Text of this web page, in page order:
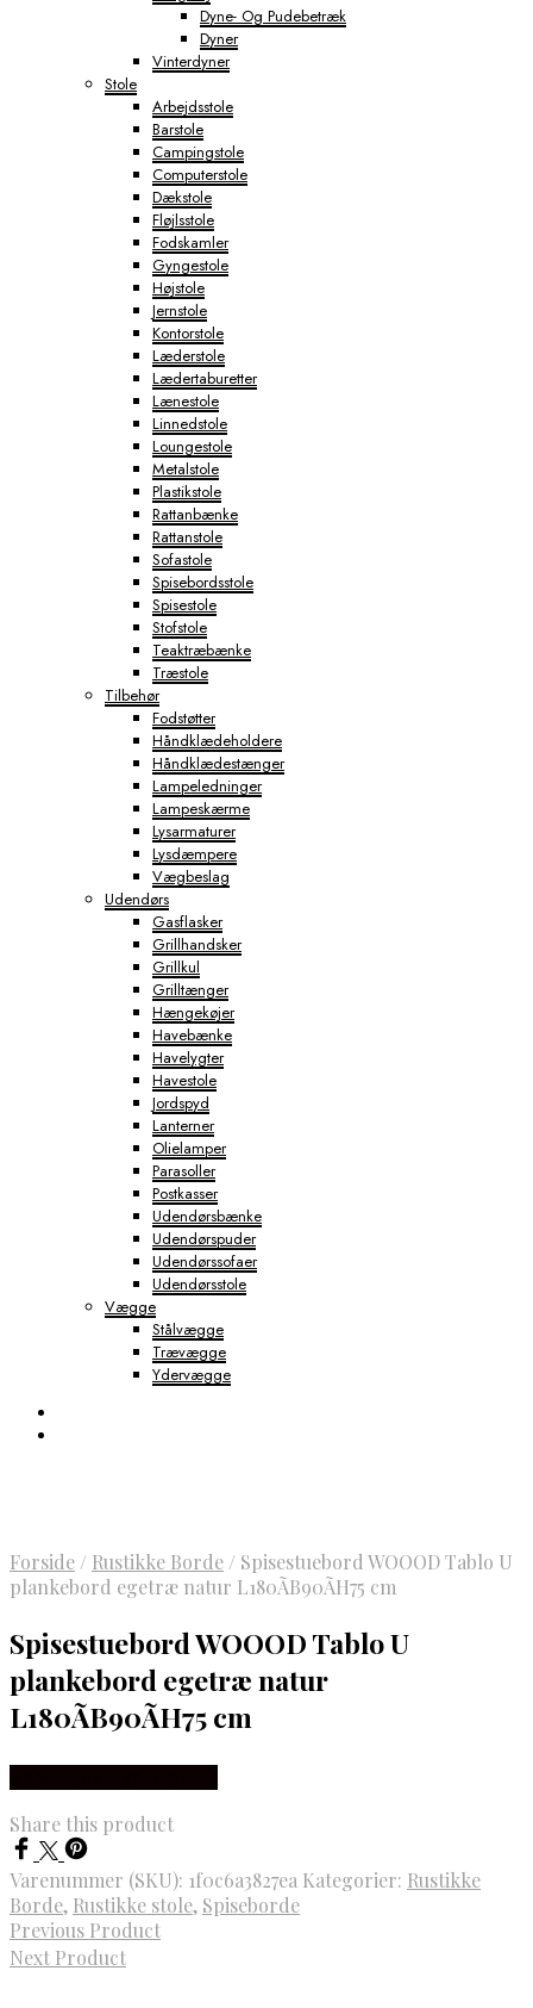
Dyne- Og Pudebetræk
Dyner
Vinterdyner
Stole
Arbejdsstole
Barstole
Campingstole
Computerstole
Dækstole
Fløjlsstole
Fodskamler
Gyngestole
Højstole
Jernstole
Kontorstole
Læderstole
Lædertaburetter
Lænestole
Linnedstole
Loungestole
Metalstole
Plastikstole
Rattanbænke
Rattanstole
Sofastole
Spisebordsstole
Spisestole
Stofstole
Teaktræbænke
Træstole
Tilbehør
Fodstøtter
Håndklædeholdere
Håndklædestænger
Lampeledninger
Lampeskærme
Lysarmaturer
Lysdæmpere
Vægbeslag
Udendørs
Gasflasker
Grillhandsker
Grillkul
Grilltænger
Hængekøjer
Havebænke
Havelygter
Havestole
Jordspyd
Lanterner
Olielamper
Parasoller
Postkasser
Udendørsbænke
Udendørspuder
Udendørssofaer
Udendørsstole
Vægge
Stålvægge
Trævægge
Ydervægge
Forside / Rustikke Borde / Spisestuebord WOOOD Tablo U
plankebord egetræ natur L180ÃB90ÃH75 cm
Spisestuebord WOOOD Tablo U
plankebord egetræ natur
L180ÃB90ÃH75 cm
Share this product
Varenummer (SKU): 1f0c6a3827ea Kategorier: Rustikke
Borde, Rustikke stole, Spiseborde
Previous Product
Next Product